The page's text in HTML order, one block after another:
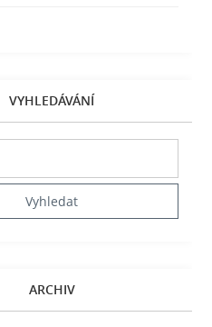
VYHLEDÁVÁNÍ
ARCHIV